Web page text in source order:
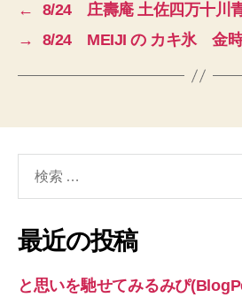
←
8/24 庄壽庵 土佐四万十川
→
8/24 MEIJI の カキ氷 金
象:
最近の投稿
と思いを馳せてみるみぴ